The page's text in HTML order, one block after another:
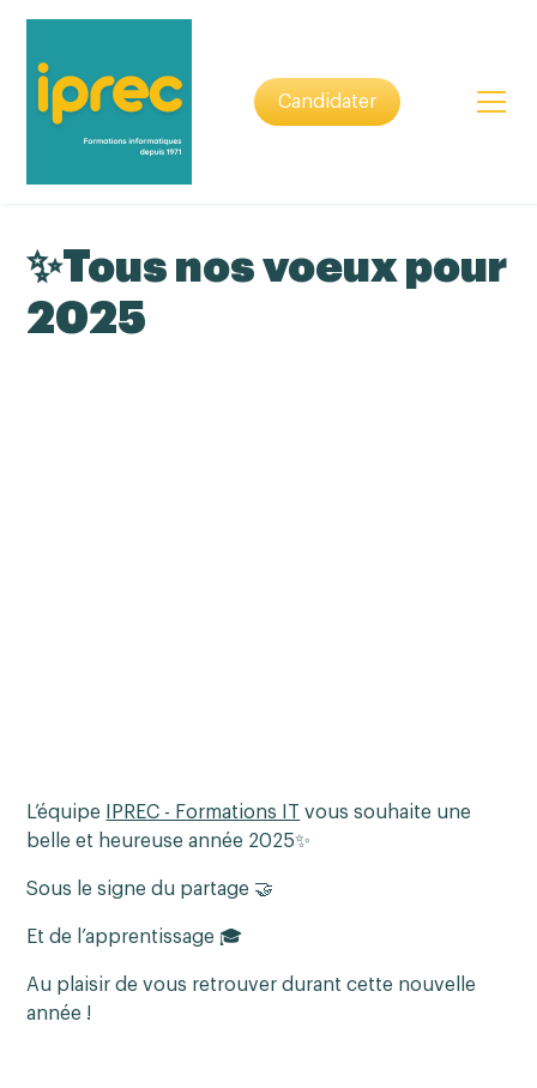
Candidater
✨Tous nos voeux pour
2025
L’équipe IPREC - Formations IT vous souhaite une
belle et heureuse année 2025✨
Sous le signe du partage 🤝
Et de l’apprentissage 🎓
Au plaisir de vous retrouver durant cette nouvelle
année !